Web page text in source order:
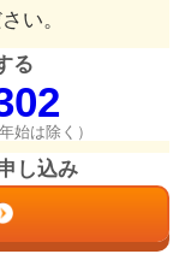
い。
る
始は除く）
し込み